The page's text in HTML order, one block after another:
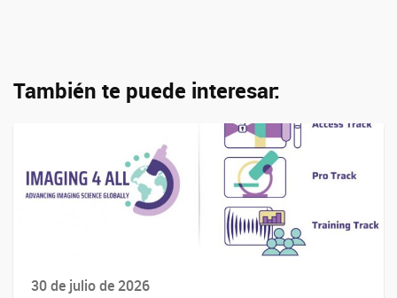
También te puede interesar:
30 de julio de 2026